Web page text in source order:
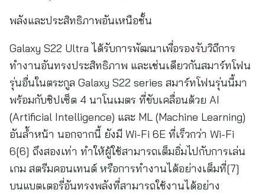
พลังและประสิทธิภาพอันเหนือชั้น
Galaxy S22 Ultra ได้รับการพัฒนาเพื่อรองรับวิถีการ
ทำงานอันทรงประสิทธิภาพ และเช่นเดียวกันสมาร์ทโฟน
รุ่นอื่นในตระกูล Galaxy S22 series สมาร์ทโฟนรุ่นนี้มา
พร้อมกับชิปเซ็ต 4 นาโนเมตร ที่ขับเคลื่อนด้วย AI
(Artificial Intelligence) และ ML (Machine Learning)
อันล้ำหน้า นอกจากนี้ ยังมี Wi-Fi 6E ที่เร็วกว่า Wi-Fi
6[6] ถึงสองเท่า ทำให้ผู้ใช้สามารถเต็มอิ่มไปกับการเล่น
เกม สตรีมคอนเทนต์ หรือการทำงานได้อย่างเต็มที่[7]
บนแบตเตอรี่อันทรงพลังที่สามารถใช้งานได้อย่าง